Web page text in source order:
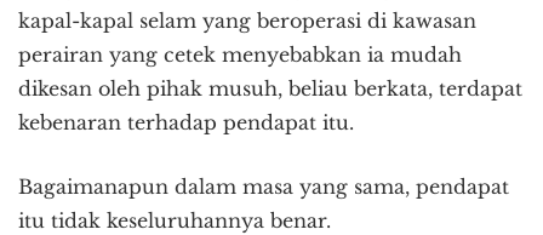
kapal-kapal selam yang beroperasi di kawasan
perairan yang cetek menyebabkan ia mudah
dikesan oleh pihak musuh, beliau berkata, terdapat
kebenaran terhadap pendapat itu.
Bagaimanapun dalam masa yang sama, pendapat
itu tidak keseluruhannya benar.